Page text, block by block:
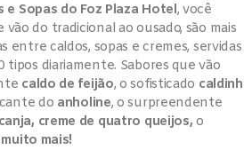
e Sopas do Foz Plaza Hotel, você
do tradicional ao ousado, são mais
entre caldos, sopas e cremes, servidas
tipos diariamente. Sabores que vão
caldo de feijão, o sofisticado
do anholine, o surpreendente
creme de quatro queijos,o
mais!